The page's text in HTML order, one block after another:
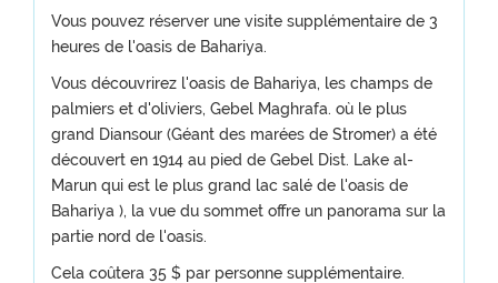
Vous pouvez réserver une visite supplémentaire de 3
heures de l'oasis de Bahariya.
Vous découvrirez l'oasis de Bahariya, les champs de
palmiers et d'oliviers, Gebel Maghrafa. où le plus
grand Diansour (Géant des marées de Stromer) a été
découvert en 1914 au pied de Gebel Dist. Lake al-
Marun qui est le plus grand lac salé de l'oasis de
Bahariya ), la vue du sommet offre un panorama sur la
partie nord de l'oasis.
Cela coûtera 35 $ par personne supplémentaire.